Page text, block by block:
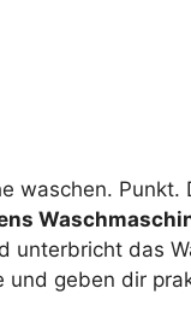
waschen.
unterbricht das
geben dir